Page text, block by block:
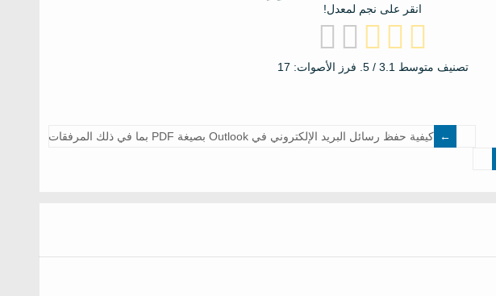
انقر على نجم لمعدل!
تصنيف متوسط 3.1 / 5. فرز الأصوات: 17
كيفية حفظ رسائل البريد الإلكتروني في Outlook بصيغة PDF بما في ذلك المرفقات